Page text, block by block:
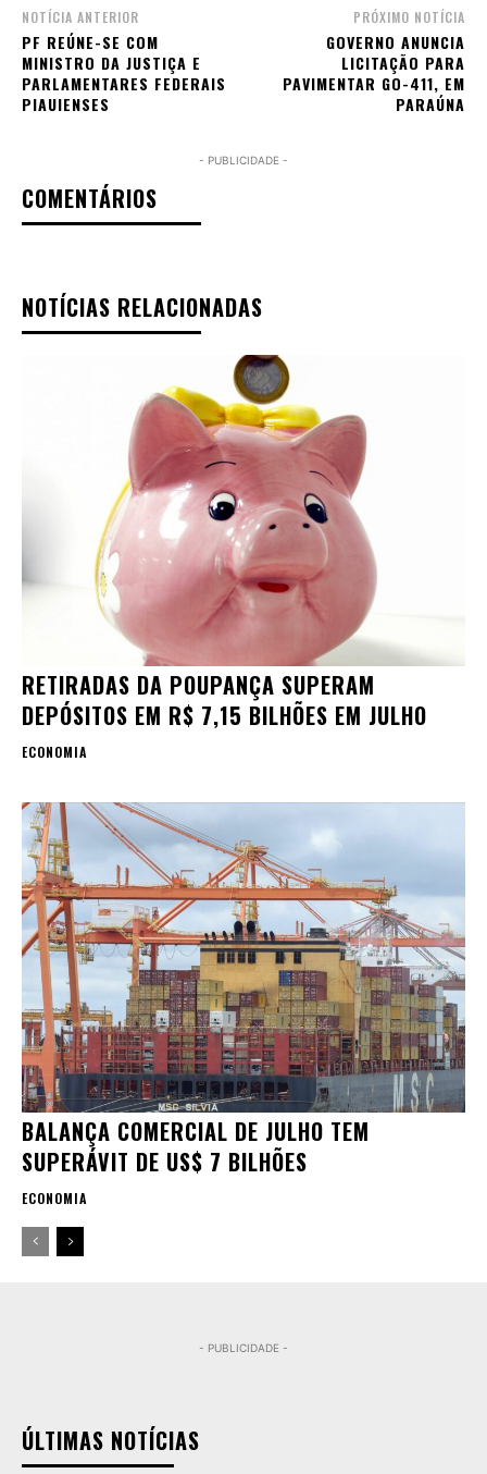
NOTÍCIA ANTERIOR
PF REÚNE-SE COM
MINISTRO DA JUSTIÇA E
PARLAMENTARES FEDERAIS
PIAUIENSES
PRÓXIMO NOTÍCIA
GOVERNO ANUNCIA
LICITAÇÃO PARA
PAVIMENTAR GO-411, EM
PARAÚNA
- PUBLICIDADE -
COMENTÁRIOS
NOTÍCIAS RELACIONADAS
RETIRADAS DA POUPANÇA SUPERAM
DEPÓSITOS EM R$ 7,15 BILHÕES EM JULHO
ECONOMIA
BALANÇA COMERCIAL DE JULHO TEM
SUPERÁVIT DE US$ 7 BILHÕES
ECONOMIA
- PUBLICIDADE -
ÚLTIMAS NOTÍCIAS